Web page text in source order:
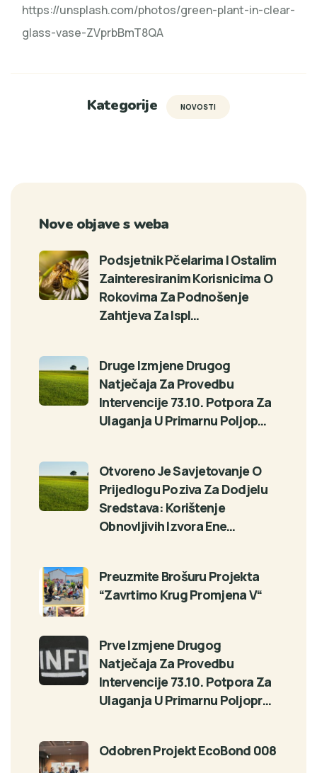
https://unsplash.com/photos/green-plant-in-clear-
glass-vase-ZVprbBmT8QA
Kategorije NOVOSTI
Nove objave s weba
Podsjetnik Pčelarima I Ostalim
Zainteresiranim Korisnicima O
Rokovima Za Podnošenje
Zahtjeva Za Ispl…
Druge Izmjene Drugog
Natječaja Za Provedbu
Intervencije 73.10. Potpora Za
Ulaganja U Primarnu Poljop…
Otvoreno Je Savjetovanje O
Prijedlogu Poziva Za Dodjelu
Sredstava: Korištenje
Obnovljivih Izvora Ene…
Preuzmite Brošuru Projekta
“Zavrtimo Krug Promjena V“
Prve Izmjene Drugog
Natječaja Za Provedbu
Intervencije 73.10. Potpora Za
Ulaganja U Primarnu Poljopr…
Odobren Projekt EcoBond 008